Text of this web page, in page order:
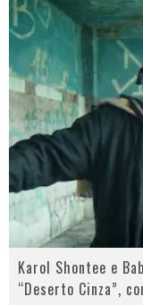
Karol Shontee e
“Deserto Cinza”,